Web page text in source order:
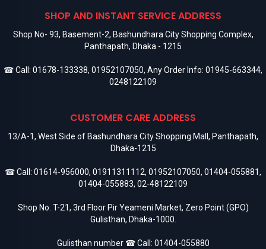
SHOP AND INSTANT SERVICE ADDRESS
Shop No- 93, Basement-2, Bashundhara City Shopping Complex,
Panthapath, Dhaka - 1215
☎ Call: 01678-133338, 01952107050, Any Order Info: 01945-663344,
0248122109
CUSTOMER CARE ADDRESS
13/A-1, West Side of Bashundhara City Shopping Mall, Panthapath,
Dhaka-1215
☎ Call: 01614-956000, 01911311112, 01952107050, 01404-055881,
01404-055883, 02-48122109
Shop No. T-21, 3rd Floor Pir Yeameni Market, Zero Point (GPO)
Gulisthan, Dhaka-1000.
Gulisthan number ☎ Call: 01404-055880